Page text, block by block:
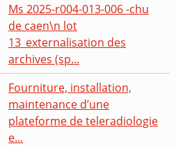
Ms 2025-r004-013-006 -chu
de caen\n lot
13_externalisation des
archives (sp...
Fourniture, installation,
maintenance d’une
plateforme de teleradiologie
e...